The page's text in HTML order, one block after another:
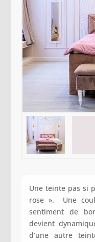
Une teinte pas si
rose ». Une
sentiment de
devient
d’une autre